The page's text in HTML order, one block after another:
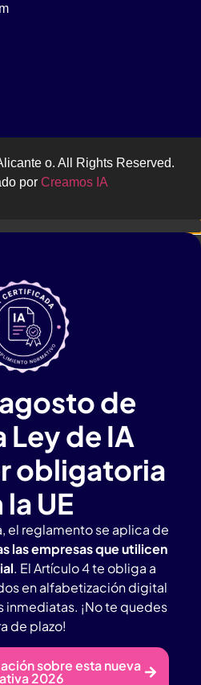
o. All Rights Reserved.
por Creamos IA
de
Ley de IA
obligatoria
la UE
el reglamento se aplica de
las empresas que utilicen
. El Artículo 4 te obliga a
en alfabetización digital
inmediatas. ¡No te quedes
de plazo!
sobre esta nueva
2026